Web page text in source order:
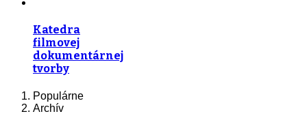
Katedra
filmovej
dokumentárnej
tvorby
Populárne
Archív